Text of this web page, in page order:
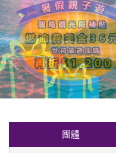
往前
團體